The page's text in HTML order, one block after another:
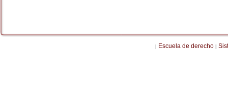
| Escuela de derecho |